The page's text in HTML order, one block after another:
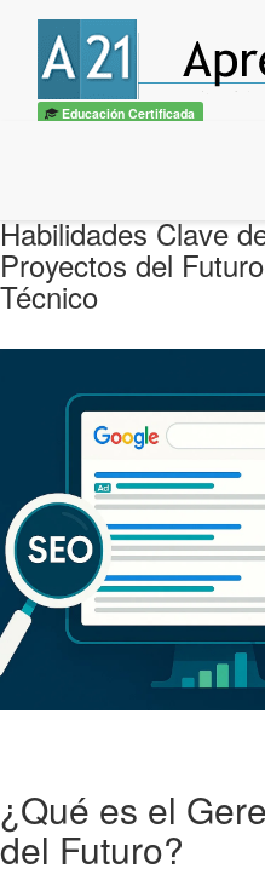
Educación Certificada
Habilidades Clave
Proyectos del
Técnico
¿Qué es el
del Futuro?